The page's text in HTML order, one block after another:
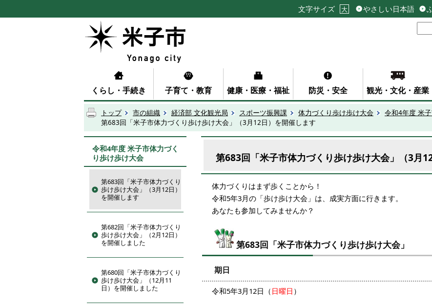
文字サイズ 大 やさしい日本語
くらし・手続き 子育て・教育 健康・医療・福祉 防災・安全 観光・文化・産業
トップ 市の組織 経済部 文化観光局 スポーツ振興課 体力づくり歩け歩け大会
令和4年度 米
第683回「米子市体力づくり歩け歩け大会」（3月12日）を開催します
令和4年度 米子市体力づく
り歩け歩け大会
第683回「米子市体力づくり
歩け歩け大会」（3月12日）
を開催します
第682回「米子市体力づくり
歩け歩け大会」（2月12日）
を開催しました
第680回「米子市体力づくり
歩け歩け大会」（12月11
日）を開催しました
第683回「米子市体力づくり歩け歩け大会」（3月
体力づくりはまず歩くことから！
令和5年3月の「歩け歩け大会」は、成実方面に行きます。
あなたも参加してみませんか？
第683回「米子市体力づくり歩け歩け大会」
期日
令和5年3月12日（ 日曜日 ）